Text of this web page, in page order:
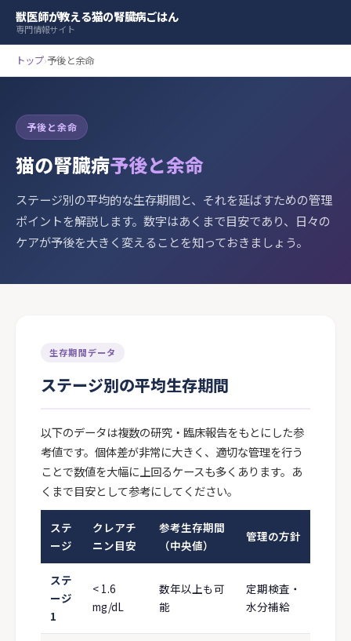
獣医師が教える猫の腎臓病ごはん
専門情報サイト
トップ›予後と余命
予後と余命
猫の腎臓病予後と余命
ステージ別の平均的な生存期間と、それを延ばすための管理
ポイントを解説します。数字はあくまで目安であり、日々の
ケアが予後を大きく変えることを知っておきましょう。
生存期間データ
ステージ別の平均生存期間
以下のデータは複数の研究・臨床報告をもとにした参
考値です。個体差が非常に大きく、適切な管理を行う
ことで数値を大幅に上回るケースも多くあります。あ
くまで目安として参考にしてください。
ステ
ージ
クレアチ
ニン目安
参考生存期間
（中央値）
管理の方針
ステ
ージ
1
< 1.6
mg/dL
数年以上も可
能
定期検査・
水分補給